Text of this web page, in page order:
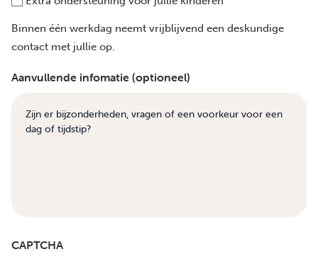
Binnen één werkdag neemt vrijblijvend een deskundige
contact met jullie op.
Aanvullende infomatie (optioneel)
CAPTCHA